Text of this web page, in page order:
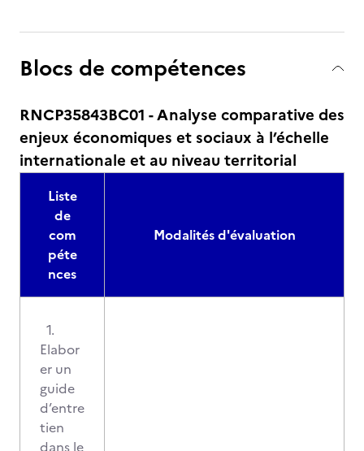
Blocs de compétences
RNCP35843BC01 - Analyse comparative des
enjeux économiques et sociaux à l’échelle
internationale et au niveau territorial
Liste
de
com
péte
nces
Modalités d'évaluation
1.
Elabor
er un
guide
d’entre
tien
dans le